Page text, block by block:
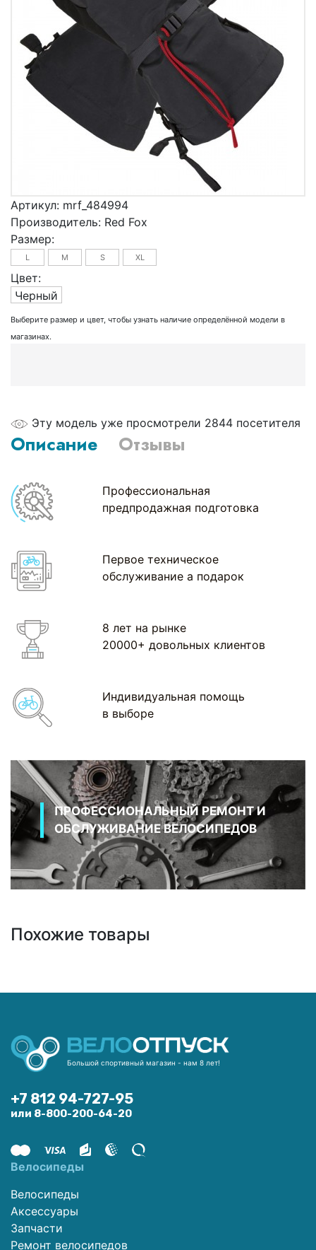
Артикул: mrf_484994
Производитель: Red Fox
Размер:
L M S XL
Цвет:
Черный
Выберите размер и цвет, чтобы узнать наличие определённой модели в
магазинах.
Эту модель уже просмотрели 2844 посетителя
Описание Отзывы
Профессиональная
предпродажная подготовка
Первое техническое
обслуживание а подарок
8 лет на рынке
20000+ довольных клиентов
Индивидуальная помощь
в выборе
ПРОФЕССИОНАЛЬНЫЙ РЕМОНТ И
ОБСЛУЖИВАНИЕ ВЕЛОСИПЕДОВ
Похожие товары
Большой спортивный магазин - нам 8 лет!
+7 812 94-727-95
или 8-800-200-64-20
Велосипеды
Велосипеды
Аксессуары
Запчасти
Ремонт велосипедов